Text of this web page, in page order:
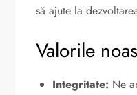
să ajute la
Valorile
Integritate: Ne